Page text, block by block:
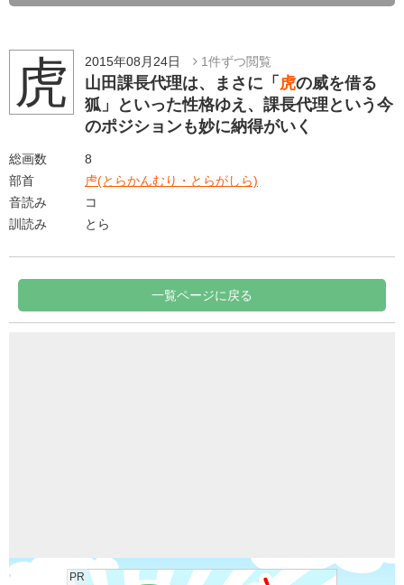
虎 2015年08月24日 1件ずつ閲覧
山田課長代理は、まさに「 虎の威を借る
狐」といった性格ゆえ、課長代理という今
のポジションも妙に納得がいく
総画数
8
部首
虍(とらかんむり・とらがしら)
音読み
コ
訓読み
とら
一覧ページに戻る
PR